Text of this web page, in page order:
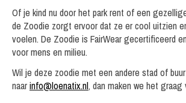
Of je kind nu door het park rent of een
de Zoodie zorgt ervoor dat ze er cool uitzien
voelen. De Zoodie is FairWear gecertificeerd
voor mens en milieu.
Wil je deze zoodie met een andere stad of
naarinfo@loenatix.nl, dan maken we het graag